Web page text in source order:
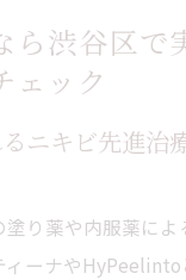
ら渋谷区で
ェック
ニキビ先進治
り薬や内服薬によ
ィーナや